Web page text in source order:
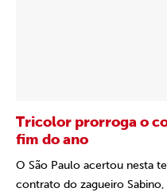
Tricolor prorroga o
fim do ano
O São Paulo acertou nesta
contrato do zagueiro